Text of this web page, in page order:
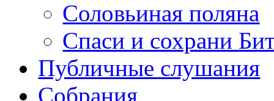
Соловьиная поляна
Спаси и сохрани
Публичные слушания
Собрания